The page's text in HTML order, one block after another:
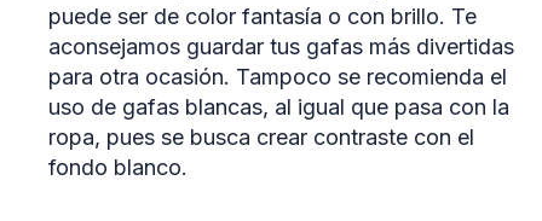
puede ser de color fantasía o con brillo. Te
aconsejamos guardar tus gafas más divertidas
para otra ocasión. Tampoco se recomienda el
uso de gafas blancas, al igual que pasa con la
ropa, pues se busca crear contraste con el
fondo blanco.